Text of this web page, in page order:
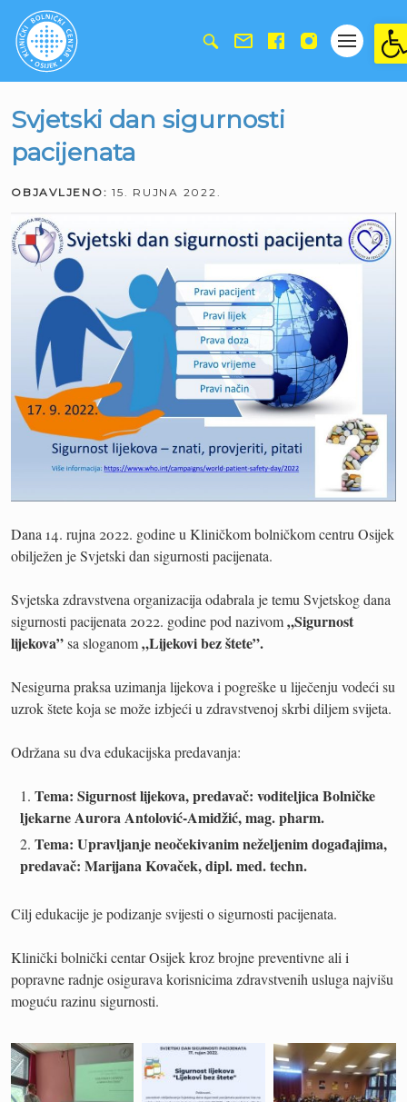
Svjetski dan sigurnosti
pacijenata
OBJAVLJENO: 15. RUJNA 2022.
Dana 14. rujna 2022. godine u Kliničkom bolničkom centru Osijek
obilježen je Svjetski dan sigurnosti pacijenata.
Svjetska zdravstvena organizacija odabrala je temu Svjetskog dana
sigurnosti pacijenata 2022. godine pod nazivom„Sigurnost
lijekova”sa sloganom„Lijekovi bez štete”.
Nesigurna praksa uzimanja lijekova i pogreške u liječenju vodeći su
uzrok štete koja se može izbjeći u zdravstvenoj skrbi diljem svijeta.
Održana su dva edukacijska predavanja:
Tema: Sigurnost lijekova, predavač: voditeljica Bolničke
ljekarne Aurora Antolović-Amidžić, mag. pharm.
Tema: Upravljanje neočekivanim neželjenim događajima,
predavač: Marijana Kovaček, dipl. med. techn.
Cilj edukacije je podizanje svijesti o sigurnosti pacijenata.
Klinički bolnički centar Osijek kroz brojne preventivne ali i
popravne radnje osigurava korisnicima zdravstvenih usluga najvišu
moguću razinu sigurnosti.